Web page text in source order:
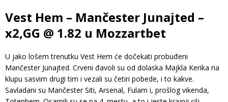
Vest Hem – Mančester Junajted –
x2,GG @ 1.82 u Mozzartbet
U jako lošem trenutku Vest Hem će dočekati probuđeni
Mančester Junajted. Crveni đavoli su od dolaska Majkla Kerika na
klupu sasvim drugi tim i vezali su četiri pobede, i to kakve.
Savladani su Mančester Siti, Arsenal, Fulam i, prošlog vikenda,